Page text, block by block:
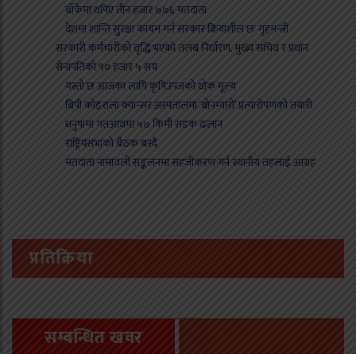
बाँकेमा थपिए तीन हजार ७७६ मतदाता
देशमा शान्ति सुरक्षा कायम गर्न सरकार क्रियाशील छः गृहमन्त्री
सरकारी कर्मचारीको वृद्धि भएको तलब निर्धारण, मुख्य सचिव र प्रधान
सेनापतिको ९० हजार ५ सय
यस्तो छ आजका लागि कृषिउपजको थोक मूल्य
बिपी कोइराला क्यान्सर अस्पतालमा ‘बोनम्यारो’ प्रत्यारोपणको तयारी
धनुषामा गतआवमा ५७ किमी सडक ढलान
राष्ट्रियसभाको बैठक बस्दै
मतदाता नामावली सङ्कलनमा सहजीकरण गर्न स्थानीय तहलाई आग्रह
प्रतिक्रिया
सम्बन्धित खवर